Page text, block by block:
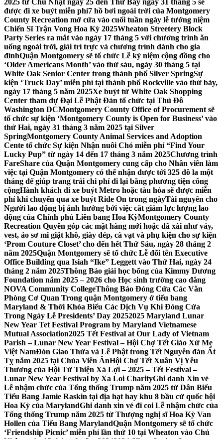
2025 từ Chủ Nhật ngày 25 đến Thứ Bảy ngày 31 tháng 5 sẽ
được đi xe buýt miễn phí7 hồ bơi ngoài trời của Montgomery
County Recreation mở cửa vào cuối tuần ngày lễ tưởng niệm
Chiến Sĩ Trận Vong Hoa Kỳ 2025Wheaton Streetery Block
Party Series ra mắt vào ngày 17 tháng 5 với chương trình ăn
uống ngoài trời, giải trí trực và chương trình dành cho gia
đìnhQuận Montgomery sẽ tổ chức Lễ kỷ niệm cộng đồng cho
‘Older Americans Month’ vào thứ sáu, ngày 30 tháng 5 tại
White Oak Senior Center trong thành phố Silver SpringSự
kiện ‘Truck Day’ miễn phí tại thành phố Rockville vào thứ bảy,
ngày 17 tháng 5 năm 2025Xe buýt từ White Oak Shopping
Center tham dự Đại Lễ Phật Đản tổ chức tại Thủ Đô
Washington DCMontgomery County Office of Procurement sẽ
tổ chức sự kiện ‘Montgomery County is Open for Business’ vào
thứ Hai, ngày 31 tháng 3 năm 2025 tại Silver
SpringMontgomery County Animal Services and Adoption
Cente tổ chức Sự kiện Nhận nuôi Chó miễn phí “Find Your
Lucky Pup” từ ngày 14 đến 17 tháng 3 năm 2025Chương trình
FareShare của Quận Montgomery cung cấp cho Nhân viên làm
việc tại Quận Montgomery có thể nhận được tới 325 đô la một
tháng để giúp trang trải chi phí đi lại bằng phương tiện công
cộngHành khách đi xe buýt Metro hoặc tàu hỏa sẽ được miễn
phí khi chuyển qua xe buýt Ride On trong ngàyTài nguyên cho
Người lao động bị ảnh hưởng bởi việc cắt giảm lực lượng lao
động của Chính phủ Liên bang Hoa KỳMontgomery County
Recreation Quyên góp các mặt hàng mới hoặc đã xài như váy,
vest, áo sơ mi giặt khô, giày dép, cà vạt và phụ kiện cho sự kiện
‘Prom Couture Closet’ cho đến hết Thứ Sáu, ngày 28 tháng 2
năm 2025Quận Montgomery sẽ tổ chức Lễ đổi tên Executive
Office Building qua Isiah “Ike” Leggett vào Thứ Hai, ngày 24
tháng 2 năm 2025Thông Báo giải học bổng của Kimmy Dương
Foundation năm 2025 – 2026 cho Học sinh trường cao đẳng
NOVA Community CollegeThông Báo Đóng Cửa Các Văn
Phòng Cơ Quan Trong quận Montgomery ở tiểu bang
Maryland & Thời Khóa Biểu Các Dịch Vụ Khi Đóng Cửa
Trong Ngày Lễ Presidents’ Day 20252025 Maryland Lunar
New Year Tet Festival Program by Maryland Vietnamese
Mutual Association2025 Tết Festival at Our Lady of Vietnam
Parish – Lunar New Year Festival – Hội Chợ Tết Giáo Xứ Mẹ
Việt NamĐón Giao Thừa và Lễ Phật trong Tết Nguyên đán Ất
Tỵ năm 2025 tại Chùa Viên ÂnHội Chợ Tết Xuân Vị Yêu
Thương của Hội Từ Thiện Xá Lợi – 2025 – Tết Festival –
Lunar New Year Festival by Xa Loi CharityGhi danh Xin vé
Lễ nhậm chức của Tổng thống Trump năm 2025 từ Dân Biểu
Tiểu Bang Jamie Raskin tại địa hạt hay khu 8 bầu cử quốc hội
Hoa Kỳ của MarylandGhi danh xin vé đi coi Lễ nhậm chức của
Tổng thống Trump năm 2025 từ Thượng nghị sĩ Hoa Kỳ Van
Hollen của Tiểu Bang MarylandQuận Montgomery sẽ tổ chức
‘Friendship Picnic’ miễn phí lần thứ 10 tại Wheaton vào Chủ